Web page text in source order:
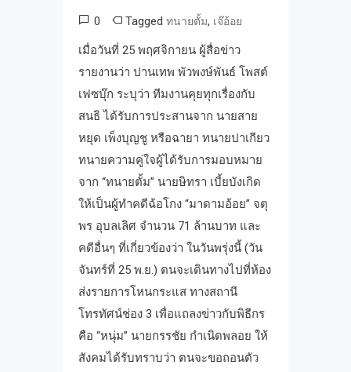
0 Tagged ทนายตั้ม, เจ๊อ้อย
เมื่อวันที่ 25 พฤศจิกายน ผู้สื่อข่าว
รายงานว่า ปานเทพ พัวพงษ์พันธ์ โพสต์
เฟซบุ๊ก ระบุว่า ทีมงานคุยทุกเรื่องกับ
สนธิ ได้รับการประสานจาก นายสาย
หยุด เพ็งบุญชู หรือฉายา ทนายปาเกียว
ทนายความคู่ใจผู้ได้รับการมอบหมาย
จาก “ทนายตั้ม” นายษิทรา เบี้ยบังเกิด
ให้เป็นผู้ทำคดีฉ้อโกง “มาดามอ้อย” จตุ
พร อุบลเลิศ จำนวน 71 ล้านบาท และ
คดีอื่นๆ ที่เกี่ยวข้องว่า ในวันพรุ่งนี้ (วัน
จันทร์ที่ 25 พ.ย.) ตนจะเดินทางไปที่ห้อง
ส่งรายการโหนกระแส ทางสถานี
โทรทัศน์ช่อง 3 เพื่อแถลงข่าวกับพิธีกร
คือ “หนุ่ม” นายกรรชัย กำเนิดพลอย ให้
สังคมได้รับทราบว่า ตนจะขอถอนตัว